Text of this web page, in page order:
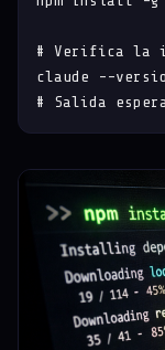
# Verifica la
claude --
# Salida